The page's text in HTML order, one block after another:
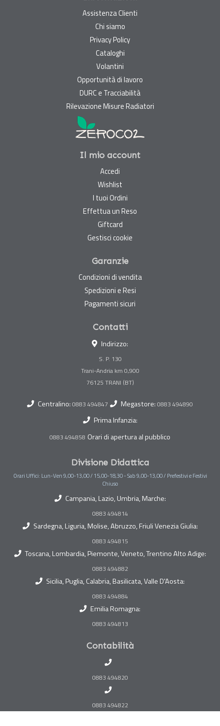
Assistenza Clienti
Chi siamo
Privacy Policy
Cataloghi
Volantini
Opportunità di lavoro
DURC e Tracciabilità
Rilevazione Misure Radiatori
Il mio account
Accedi
Wishlist
I tuoi Ordini
Effettua un Reso
Giftcard
Gestisci cookie
Garanzie
Condizioni di vendita
Spedizioni e Resi
Pagamenti sicuri
Contatti
Indirizzo:
S. P. 130
Trani-Andria km 0,900
Centralino: 0883 494847 Megastore: 0883 494890
Prima Infanzia:
0883 494858 Orari di apertura al pubblico
Divisione Didattica
Orari Uffici: Lun-Ven 9,00-13,00 / 15,00-18,30 - Sab 9,00-13,00 / Prefestivi e Festivi
Chiuso
Campania, Lazio, Umbria, Marche:
0883 494814
Sardegna, Liguria, Molise, Abruzzo, Friuli Venezia Giulia:
0883 494815
Toscana, Lombardia, Piemonte, Veneto, Trentino Alto Adige:
0883 494882
Sicilia, Puglia, Calabria, Basilicata, Valle D'Aosta:
0883 494884
Emilia Romagna:
0883 494813
Contabilità
0883 494820
0883 494822